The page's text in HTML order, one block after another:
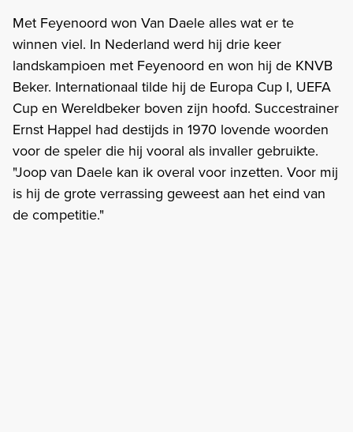
Met Feyenoord won Van Daele alles wat er te
winnen viel. In Nederland werd hij drie keer
landskampioen met Feyenoord en won hij de KNVB
Beker. Internationaal tilde hij de Europa Cup I, UEFA
Cup en Wereldbeker boven zijn hoofd. Succestrainer
Ernst Happel had destijds in 1970 lovende woorden
voor de speler die hij vooral als invaller gebruikte.
"Joop van Daele kan ik overal voor inzetten. Voor mij
is hij de grote verrassing geweest aan het eind van
de competitie."